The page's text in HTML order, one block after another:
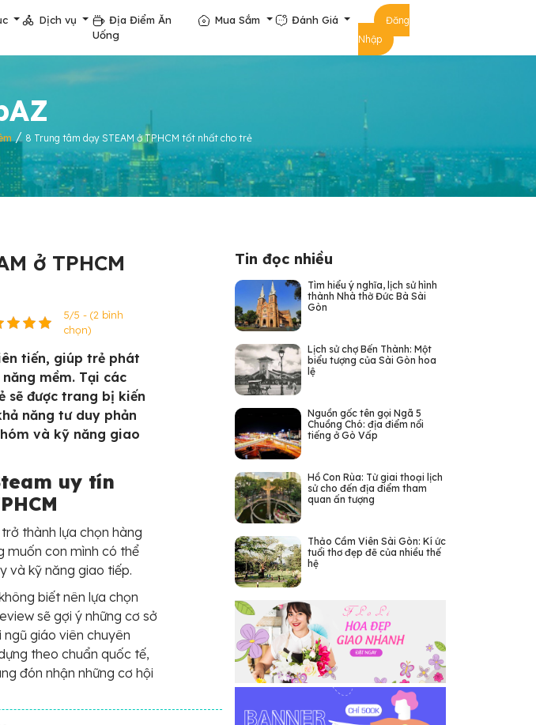
Dịch vụ
Địa Điểm Ăn
Uống
Mua Sắm Đánh Giá
Đăng
Nhập
/ 8 Trung tâm dạy STEAM ở TPHCM tốt nhất cho trẻ
ở TPHCM
5/5 - (2 bình
chọn)
tiến, giúp trẻ phát
mềm. Tại các
sẽ được trang bị kiến
năng tư duy phản
và kỹ năng giao
uy tín
thành lựa chọn hàng
muốn con mình có thể
và kỹ năng giao tiếp.
biết nên lựa chọn
sẽ gợi ý những cơ sở
giáo viên chuyên
theo chuẩn quốc tế,
đón nhận những cơ hội
Tin đọc nhiều
Tìm hiểu ý nghĩa, lịch sử hình
thành Nhà thờ Đức Bà Sài
Gòn
Lịch sử chợ Bến Thành: Một
biểu tượng của Sài Gòn hoa
lệ
Nguồn gốc tên gọi Ngã 5
Chuồng Chó: địa điểm nổi
tiếng ở Gò Vấp
Hồ Con Rùa: Từ giai thoại lịch
sử cho đến địa điểm tham
quan ấn tượng
Thảo Cầm Viên Sài Gòn: Kí ức
tuổi thơ đẹp đẽ của nhiều thế
hệ